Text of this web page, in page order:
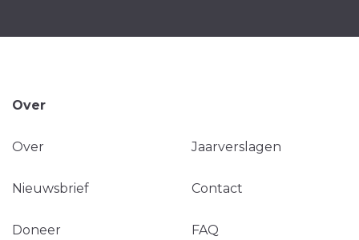
Over
Over Jaarverslagen
Nieuwsbrief Contact
Doneer FAQ